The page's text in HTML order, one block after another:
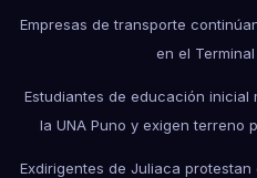
Empresas de transporte
en el
Estudiantes de educación inicial
la UNA Puno y exigen terreno
Exdirigentes de Juliaca